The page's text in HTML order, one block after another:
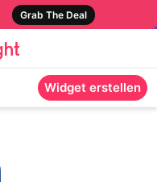
Grab The Deal
Widget erstellen